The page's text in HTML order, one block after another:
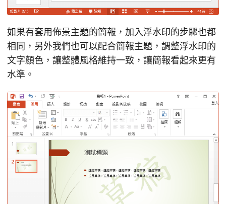
如果有套用佈景主題的簡報，加入浮水印的步驟也都
相同，另外我們也可以配合簡報主題，調整浮水印的
文字顏色，讓整體風格維持一致，讓簡報看起來更有
水準。